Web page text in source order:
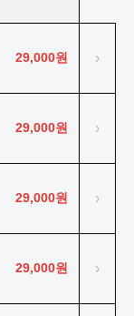
29,000원 ›
29,000원 ›
29,000원 ›
29,000원 ›